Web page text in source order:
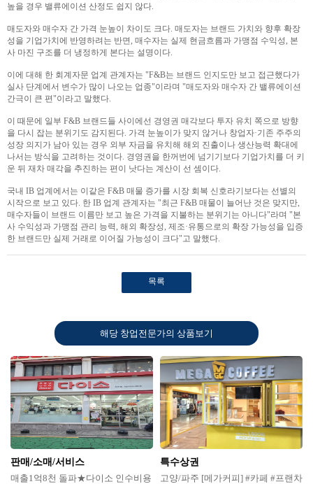
높을 경우 밸류에이션 산정도 쉽지 않다.
매도자와 매수자 간 가격 눈높이 차이도 크다. 매도자는 브랜드 가치와 향후 확장
성을 기업가치에 반영하려는 반면, 매수자는 실제 현금흐름과 가맹점 수익성, 본
사 마진 구조를 더 냉정하게 본다는 설명이다.
이에 대해 한 회계자문 업계 관계자는 "F&B는 브랜드 인지도만 보고 접근했다가
실사 단계에서 변수가 많이 나오는 업종"이라며 "매도자와 매수자 간 밸류에이션
간극이 큰 편"이라고 말했다.
이 때문에 일부 F&B 브랜드들 사이에선 경영권 매각보다 투자 유치 쪽으로 방향
을 다시 잡는 분위기도 감지된다. 가격 눈높이가 맞지 않거나 창업자·기존 주주의
성장 의지가 남아 있는 경우 외부 자금을 유치해 해외 진출이나 생산능력 확대에
나서는 방식을 고려하는 것이다. 경영권을 한꺼번에 넘기기보다 기업가치를 더 키
운 뒤 재차 매각을 추진하는 편이 낫다는 계산이 선 셈이다.
국내 IB 업계에서는 이같은 F&B 매물 증가를 시장 회복 신호라기보다는 선별의
시작으로 보고 있다. 한 IB 업계 관계자는 "최근 F&B 매물이 늘어난 것은 맞지만,
매수자들이 브랜드 이름만 보고 높은 가격을 지불하는 분위기는 아니다"라며 "본
사 수익성과 가맹점 관리 능력, 해외 확장성, 제조·유통으로의 확장 가능성을 입증
한 브랜드만 실제 거래로 이어질 가능성이 크다"고 말했다.
목록
해당 창업전문가의 상품보기
판매/소매/서비스
매출1억8천 돌파★다이소 인수비용
특수상권
고양/파주 [메가커피] #카페 #프랜차